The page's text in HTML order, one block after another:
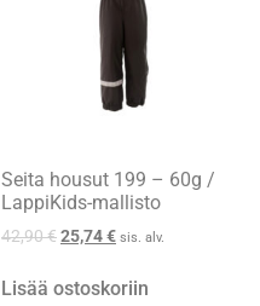
Seita housut 199 – 60g /
LappiKids-mallisto
42,90€25,74€ sis. alv.
Lisää ostoskoriin